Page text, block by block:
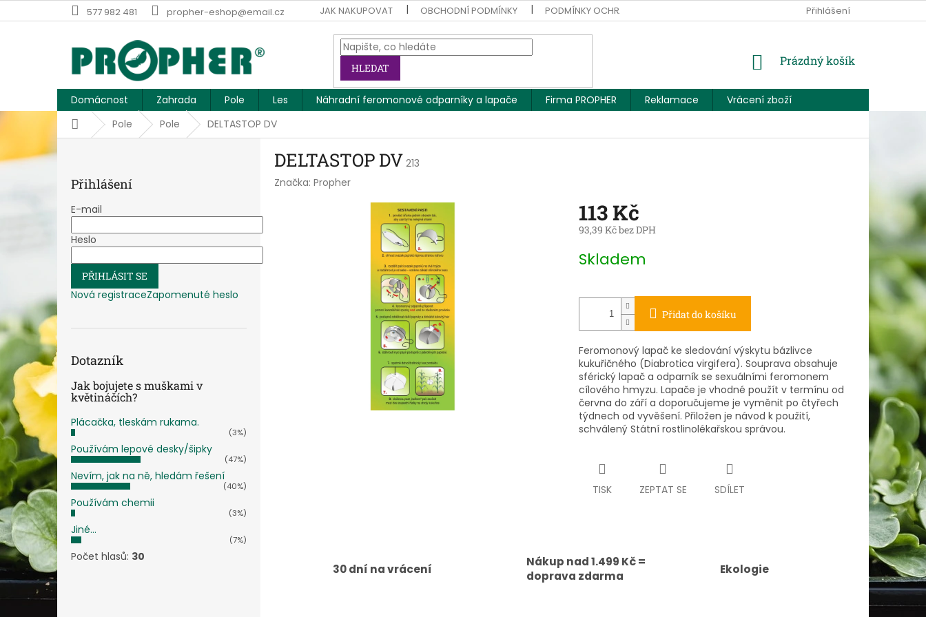
na
577 982 481 propher-eshop@email.cz JAK NAKUPOVAT OBCHODNÍ PODMÍNKY PODMÍNKY OCHRANY OSOBNÍCH ÚDAJŮ KONTAKTUJTE NÁSPřihlášení
HLEDAT
NÁKUPNÍ
Prázdný košík
Domácnost Zahrada Pole Les Náhradní feromonové odparníky a lapače Firma PROPHER Reklamace
Vrácení zboží
DomůPole Pole DELTASTOP DV
o
a
n
l
Přihlášení
E-mail
Heslo
PŘIHLÁSIT SE
Nová registraceZapomenuté heslo
Dotazník
Jak bojujete s muškami v
květináčích?
Plácačka, tleskám rukama.
(3%)
Používám lepové desky/šipky
(47%)
Nevím, jak na ně, hledám řešení
(40%)
Používám chemii
(3%)
Jiné...
(7%)
Počet hlasů: 30
DELTASTOP DV 213
Značka: Propher
113 Kč
93,39 Kč bez DPH
cena:
Skladem
Přidat do košíku
Feromonový lapač ke sledování výskytu bázlivce
kukuřičného (Diabrotica virgifera). Souprava obsahuje
sférický lapač a odparník se sexuálními feromonem
cílového hmyzu. Lapače je vhodné použít v termínu od
června do září a doporučujeme je vyměnit po čtyřech
týdnech od vyvěšení. Přiložen je návod k použití,
schválený Státní rostlinolékařskou správou.
TISK ZEPTAT SE SDÍLET
30 dní na vrácení
Nákup nad 1.499 Kč =
doprava zdarma
Ekologie